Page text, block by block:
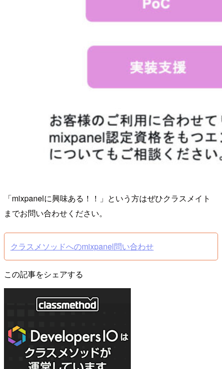
「mixpanelに興味ある！！」という方はぜひクラスメイト
までお問い合わせください。
クラスメソッドへのmixpanel問い合わせ
この記事をシェアする